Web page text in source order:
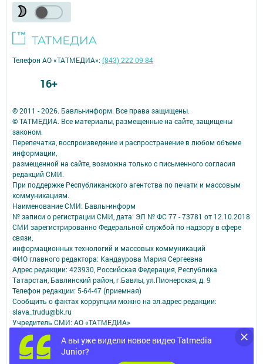
А вы уже видели новое видео Tatmedia
Junior?
© 2011 - 2026. Бавлы-информ. Все права защищены.
© ТАТМЕДИА. Все материалы, размещенные на сайте, защищены
законом.
Перепечатка, воспроизведение и распространение в любом объеме
информации,
размещенной на сайте, возможна только с письменного согласия
редакций СМИ.
При поддержке Республиканского агентства по печати и массовым
коммуникациям.
Наименование СМИ: Бавлы-информ
№ записи о регистрации СМИ, дата: ЭЛ № ФС 77 - 73781 от 12.10.2018
СМИ зарегистрированно Федеральной службой по надзору в сфере
связи,
информационных технологий и массовых коммуникаций
ФИО главного редактора: Кандаурова Мария Сергеевна
Адрес редакции: 423930, Российская Федерация, Республика
Татарстан, Бавлинский район, г.Бавлы, ул.Пионерская, д. 9
Телефон редакции: 5-64-47 (приемная)
Сообщить о фактах коррупции можно на эл.адрес редакции:
slava_trudu@bk.ru
Учредитель СМИ: АО «ТАТМЕДИА»
Антикоррупционная политика
АО «ТАТМЕДИА» использует «cookie»
Телефон АО «ТАТМЕДИА»:(843) 222 09 84
16+